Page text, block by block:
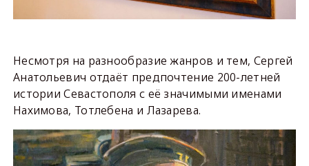
Несмотря на разнообразие жанров и тем, Сергей
Анатольевич отдаёт предпочтение 200-летней
истории Севастополя с её значимыми именами
Нахимова, Тотлебена и Лазарева.